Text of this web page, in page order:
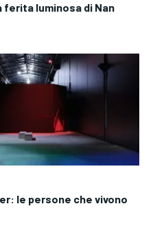
ferita luminosa di Nan
le persone che vivono